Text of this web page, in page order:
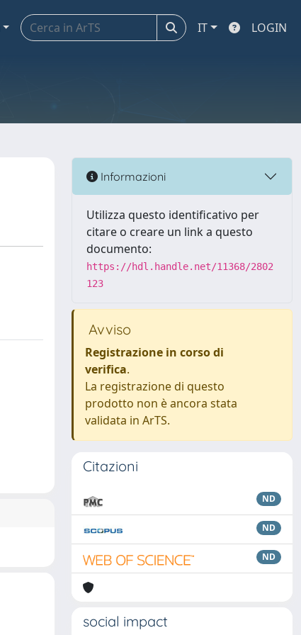
IT LOGIN
Informazioni
Utilizza questo identificativo per
citare o creare un link a questo
documento:
https://hdl.handle.net/11368/2802
123
Avviso
Registrazione in corso di
verifica.
La registrazione di questo
prodotto non è ancora stata
validata in ArTS.
Citazioni
ND
ND
ND
social impact